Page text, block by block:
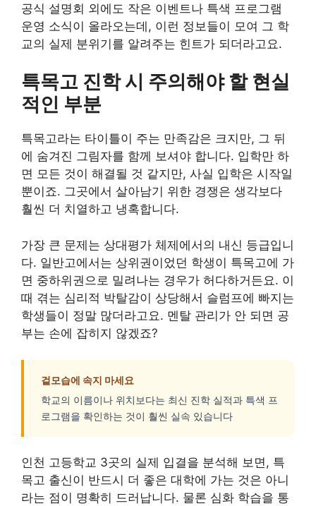
공식 설명회 외에도 작은 이벤트나 특색 프로그램
운영 소식이 올라오는데, 이런 정보들이 모여 그 학
교의 실제 분위기를 알려주는 힌트가 되더라고요.
특목고 진학 시 주의해야 할 현실
적인 부분
특목고라는 타이틀이 주는 만족감은 크지만, 그 뒤
에 숨겨진 그림자를 함께 보셔야 합니다. 입학만 하
면 모든 것이 해결될 것 같지만, 사실 입학은 시작일
뿐이죠. 그곳에서 살아남기 위한 경쟁은 생각보다
훨씬 더 치열하고 냉혹합니다.
가장 큰 문제는 상대평가 체제에서의 내신 등급입니
다. 일반고에서는 상위권이었던 학생이 특목고에 가
면 중하위권으로 밀려나는 경우가 허다하거든요. 이
때 겪는 심리적 박탈감이 상당해서 슬럼프에 빠지는
학생들이 정말 많더라고요. 멘탈 관리가 안 되면 공
부는 손에 잡히지 않겠죠?
겉모습에 속지 마세요
학교의 이름이나 위치보다는 최신 진학 실적과 특색 프
로그램을 확인하는 것이 훨씬 실속 있습니다
인천 고등학교 3곳의 실제 입결을 분석해 보면, 특
목고 출신이 반드시 더 좋은 대학에 가는 것은 아니
라는 점이 명확히 드러납니다. 물론 심화 학습을 통